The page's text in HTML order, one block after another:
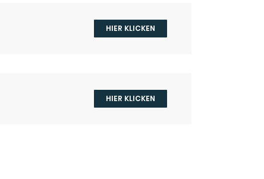
HIER KLICKEN
HIER KLICKEN